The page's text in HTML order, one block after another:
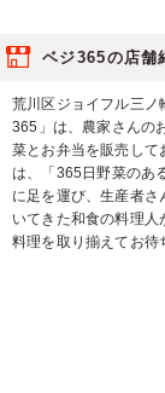
ベジ365の店舗
荒川区ジョイフル三ノ
365」は、農家さんの
菜とお弁当を販売して
は、「365日野菜のあ
に足を運び、生産者
いてきた和食の料理人
料理を取り揃えてお待